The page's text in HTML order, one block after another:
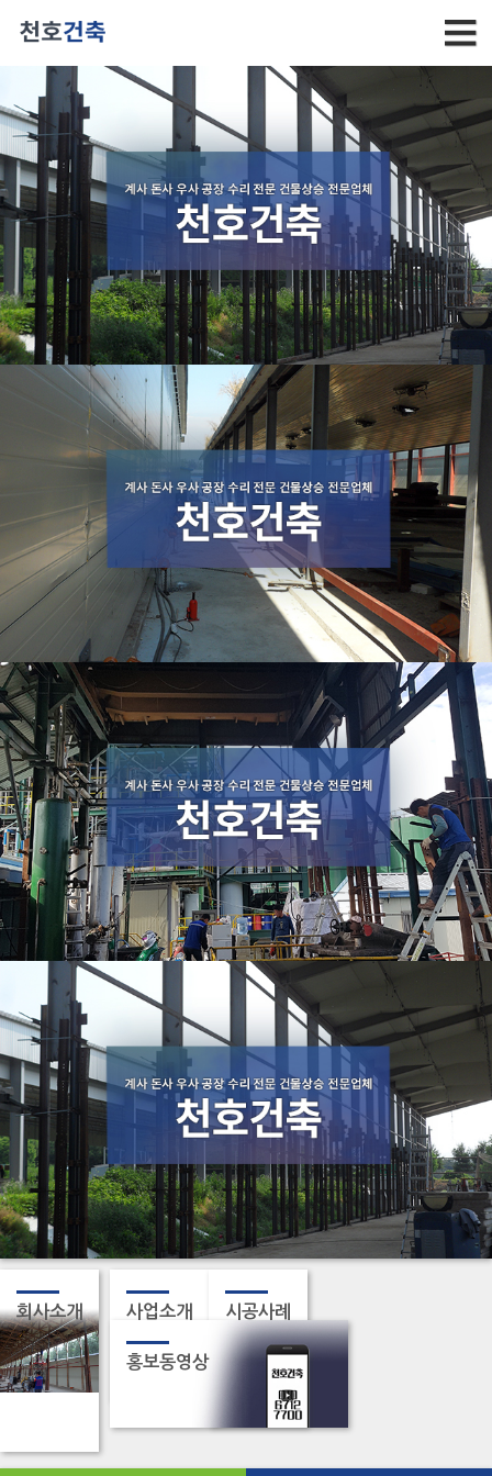
회사소개 사업소개 시공사례
홍보동영상